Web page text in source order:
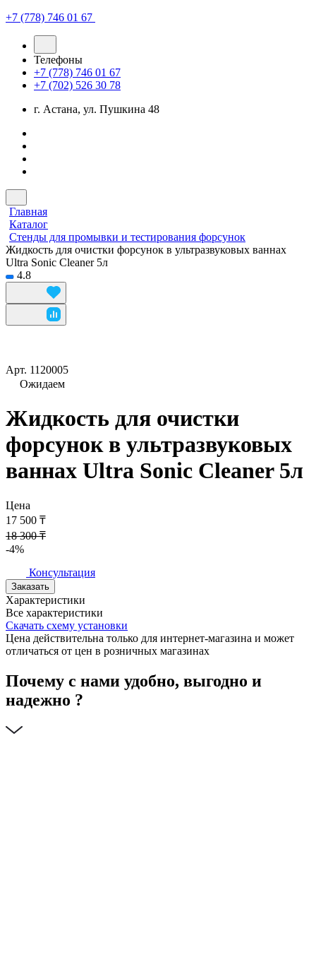
+7 (778) 746 01 67
Телефоны
+7 (778) 746 01 67
+7 (702) 526 30 78
г. Астана, ул. Пушкина 48
Главная
Каталог
Стенды для промывки и тестирования форсунок
Жидкость для очистки форсунок в ультразвуковых ваннах
Ultra Sonic Cleaner 5л
4.8
Арт. 1120005
Ожидаем
Жидкость для очистки
форсунок в ультразвуковых
ваннах Ultra Sonic Cleaner 5л
Цена
17 500 ₸
18 300 ₸
-4%
Консультация
Заказать
Характеристики
Все характеристики
Скачать схему установки
Цена действительна только для интернет-магазина и может
отличаться от цен в розничных магазинах
Почему с нами удобно, выгодно и
надежно ?